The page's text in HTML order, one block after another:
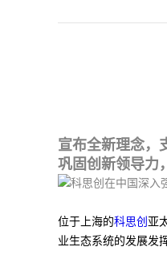
宣布全新理念，
巩固创新领导力
位于上海的科思创 亚
业生态系统的发展发